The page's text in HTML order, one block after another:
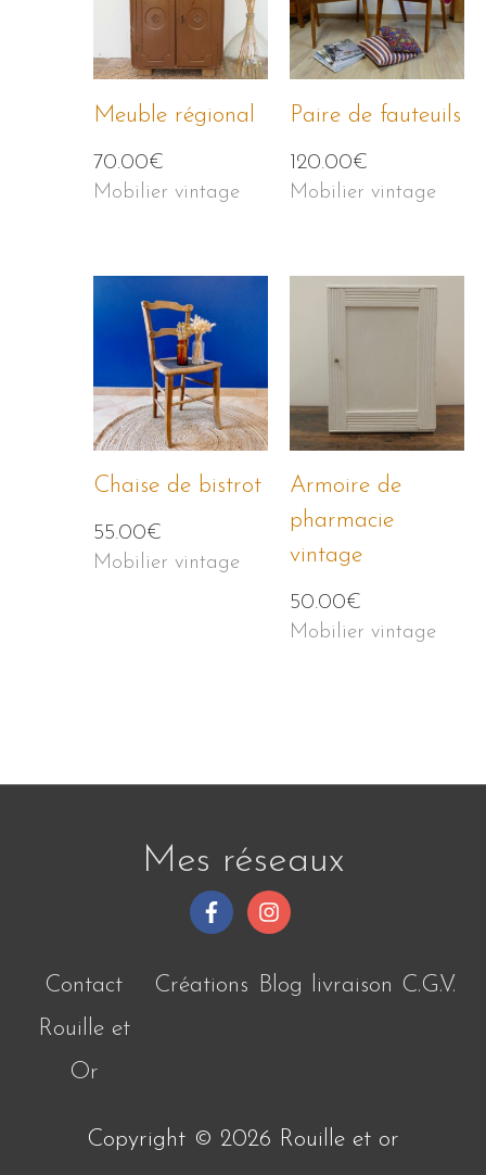
Meuble régional
70.00€
Mobilier vintage
Paire de fauteuils
120.00€
Mobilier vintage
Chaise de bistrot
55.00€
Mobilier vintage
Armoire de
pharmacie
vintage
50.00€
Mobilier vintage
Mes réseaux
Contact
Rouille et
Or
Créations Blog livraison C.G.V.
Copyright © 2026 Rouille et or